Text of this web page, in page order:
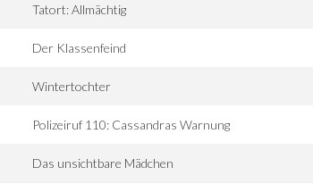
Tatort: Allmächtig
Der Klassenfeind
Wintertochter
Polizeiruf 110: Cassandras Warnung
Das unsichtbare Mädchen